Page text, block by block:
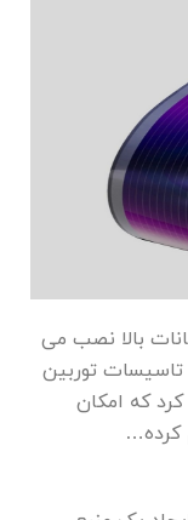
بالا نصب می
توربین
که امکان